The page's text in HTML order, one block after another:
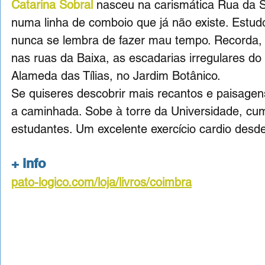
Catarina Sobral nasceu na carismática Rua da
numa linha de comboio que já não existe.
nunca se lembra de fazer mau tempo.
nas ruas da Baixa, as escadarias irregulares
Alameda das Tílias, no Jardim Botânico.
Se quiseres descobrir mais recantos e
a caminhada. Sobe à torre da Universidade,
estudantes. Um excelente exercício cardio
+ info
pato-logico.com/loja/livros/coimbra